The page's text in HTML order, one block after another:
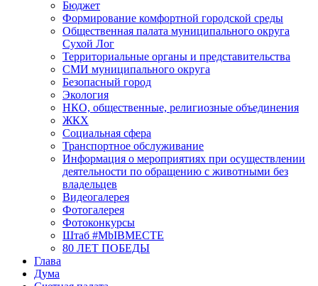
Бюджет
Формирование комфортной городской среды
Общественная палата муниципального округа
Сухой Лог
Территориальные органы и представительства
СМИ муниципального округа
Безопасный город
Экология
НКО, общественные, религиозные объединения
ЖКХ
Социальная сфера
Транспортное обслуживание
Информация о мероприятиях при осуществлении
деятельности по обращению с животными без
владельцев
Видеогалерея
Фотогалерея
Фотоконкурсы
Штаб #MbIBMECTE
80 ЛЕТ ПОБЕДЫ
Глава
Дума